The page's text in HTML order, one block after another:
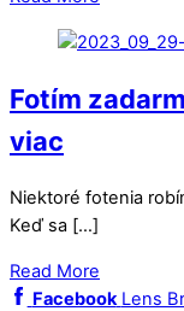
Fotím
viac
Niektoré fotenia
Keď sa […]
Read More
Facebook Lens